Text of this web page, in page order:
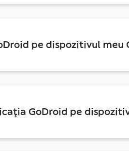
pe dispozitivul meu
GoDroid pe